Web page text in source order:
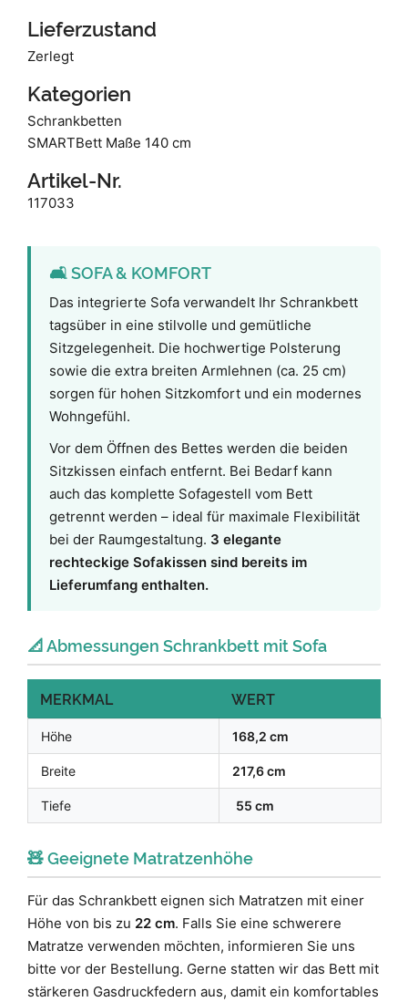
Lieferzustand
Zerlegt
Kategorien
Schrankbetten
SMARTBett Maße 140 cm
Artikel-Nr.
117033
🛋️ SOFA & KOMFORT
Das integrierte Sofa verwandelt Ihr Schrankbett
tagsüber in eine stilvolle und gemütliche
Sitzgelegenheit. Die hochwertige Polsterung
sowie die extra breiten Armlehnen (ca. 25 cm)
sorgen für hohen Sitzkomfort und ein modernes
Wohngefühl.
Vor dem Öffnen des Bettes werden die beiden
Sitzkissen einfach entfernt. Bei Bedarf kann
auch das komplette Sofagestell vom Bett
getrennt werden – ideal für maximale Flexibilität
bei der Raumgestaltung. 3 elegante
rechteckige Sofakissen sind bereits im
Lieferumfang enthalten.
📐 Abmessungen Schrankbett mit Sofa
MERKMAL WERT
Höhe 168,2 cm
Breite 217,6 cm
Tiefe 55 cm
🧸 Geeignete Matratzenhöhe
Für das Schrankbett eignen sich Matratzen mit einer
Höhe von bis zu 22 cm. Falls Sie eine schwerere
Matratze verwenden möchten, informieren Sie uns
bitte vor der Bestellung. Gerne statten wir das Bett mit
stärkeren Gasdruckfedern aus, damit ein komfortables